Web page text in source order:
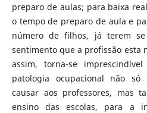
preparo de aulas; para baixa
o tempo de preparo de aula e
número de filhos, já terem
sentimento que a profissão esta
assim, torna-se
patologia ocupacional não
causar aos professores, mas
ensino das escolas, para a